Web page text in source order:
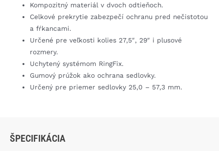
Kompozitný materiál v dvoch odtieňoch.
Celkové prekrytie zabezpečí ochranu pred nečistotou
a fŕkancami.
Určené pre veľkosti kolies 27,5″, 29″ i plusové
rozmery.
Uchytený systémom RingFix.
Gumový prúžok ako ochrana sedlovky.
Určený pre priemer sedlovky 25,0 – 57,3 mm.
ŠPECIFIKÁCIA